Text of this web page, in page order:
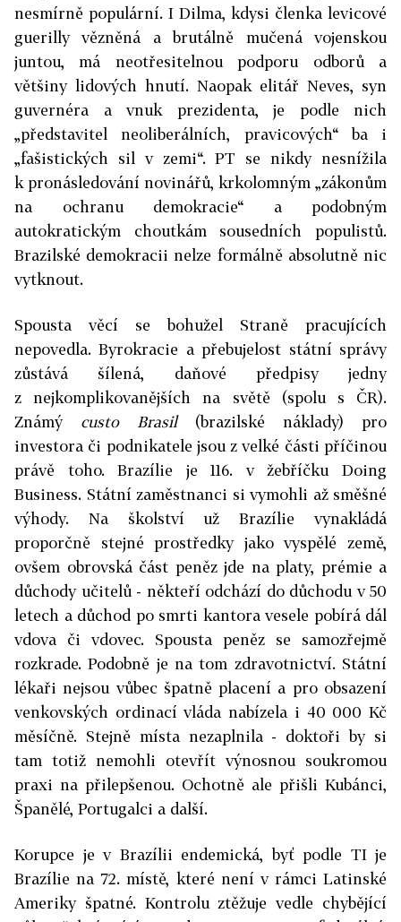
nesmírně populární. I Dilma, kdysi členka levicové
guerilly vězněná a brutálně mučená vojenskou
juntou, má neotřesitelnou podporu odborů a
většiny lidových hnutí. Naopak elitář Neves, syn
guvernéra a vnuk prezidenta, je podle nich
„představitel neoliberálních, pravicových“ ba i
„fašistických sil v zemi“. PT se nikdy nesnížila
k pronásledování novinářů, krkolomným „zákonům
na ochranu demokracie“ a podobným
autokratickým choutkám sousedních populistů.
Brazilské demokracii nelze formálně absolutně nic
vytknout.
Spousta věcí se bohužel Straně pracujících
nepovedla. Byrokracie a přebujelost státní správy
zůstává šílená, daňové předpisy jedny
z nejkomplikovanějších na světě (spolu s ČR).
Známý custo Brasil (brazilské náklady) pro
investora či podnikatele jsou z velké části příčinou
právě toho. Brazílie je 116. v žebříčku Doing
Business. Státní zaměstnanci si vymohli až směšné
výhody. Na školství už Brazílie vynakládá
proporčně stejné prostředky jako vyspělé země,
ovšem obrovská část peněz jde na platy, prémie a
důchody učitelů - někteří odchází do důchodu v 50
letech a důchod po smrti kantora vesele pobírá dál
vdova či vdovec. Spousta peněz se samozřejmě
rozkrade. Podobně je na tom zdravotnictví. Státní
lékaři nejsou vůbec špatně placení a pro obsazení
venkovských ordinací vláda nabízela i 40 000 Kč
měsíčně. Stejně místa nezaplnila - doktoři by si
tam totiž nemohli otevřít výnosnou soukromou
praxi na přilepšenou. Ochotně ale přišli Kubánci,
Španělé, Portugalci a další.
Korupce je v Brazílii endemická, byť podle TI je
Brazílie na 72. místě, které není v rámci Latinské
Ameriky špatné. Kontrolu ztěžuje vedle chybějící